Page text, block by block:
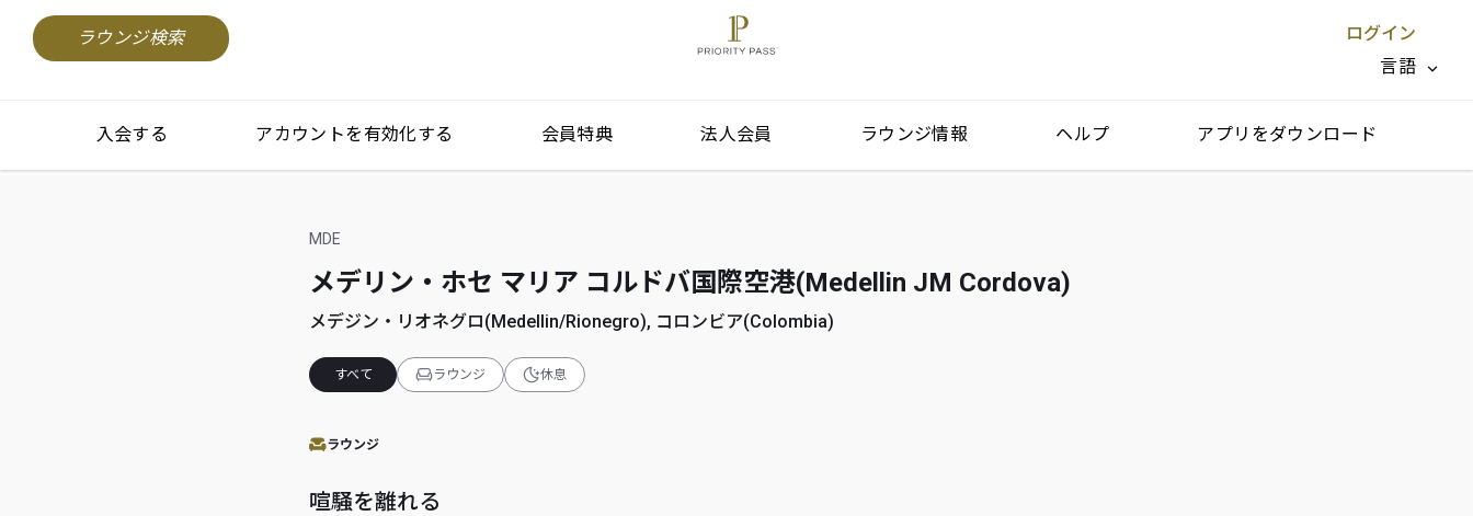
ラウンジ検索
ログイン
言語
閉じる X
入会する アカウントを有効化する 会員特典 法人会員 ラウンジ情報 ヘルプ アプリをダウンロード
MDE
メデリン・ホセ マリア コルドバ国際空港(Medellin JM Cordova)
メデジン・リオネグロ(Medellin/Rionegro), コロンビア(Colombia)
すべて ラウンジ 休息
ラウンジ
喧騒を離れる